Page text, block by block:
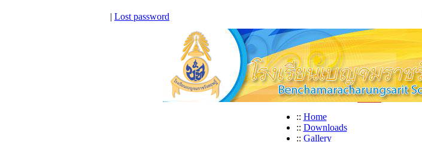
| Lost password
:: Home
:: Downloads
:: Gallery